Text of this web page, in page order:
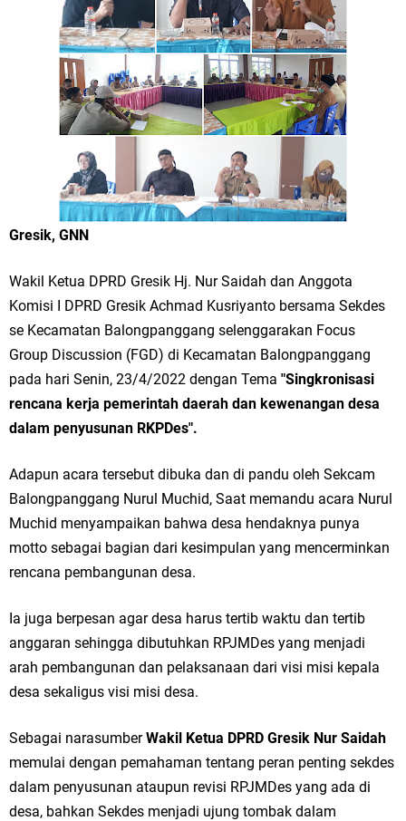
Merawat Alam, Menyelamatkan Bumi
Tumpeng Nasi Krawu Pecahkan Rekor MURI, KWGe Angkat Kuliner
Gresik ke Panggung Dunia
FOZ Jatim, BAZNAS, dan Kemenag Salurkan 22.456 Bingkisan Lebaran
Yatim Serentak di Berbagai Daerah di Jawa Timur
Bupati Gresik Gus Yani Resmikan Kantor Desa Sidoraharjo: Simbol
Komitmen Pelayanan Publik dan Kepedulian Sosial
JKNN
Ruwatan Malam Satu Suro di Dusun Kedungsekar Lor, Tradisi Luhur
yang Terus Istiqomah
Ketua DPD Golkar Gresik Wongso Negoro Sambut Tahun Baru Islam
Wakil Ketua DPRD Gresik Mujid Riduan Sampaikan Doa dan Harapan di
Selamat Tahun Baru Islam 1 Muharram 1448 H: Pesan Hijrah Drs. H.
Husnul Aqib, M.M. untuk Negeri
PDUF MUI Jatim Gelar Doa Awal Tahun Hijriah, Teguhkan Optimisme
Menuju Indonesia Emas 2045
Aspirasi Petani dan Warga
Hari Jadi Pertama PHIGMA: Advokat dan LBH Perkuat Soliditas di
Gresik, GNN
Wakil Ketua DPRD Gresik Hj. Nur Saidah dan Anggota
Komisi I DPRD Gresik Achmad Kusriyanto bersama Sekdes
se Kecamatan Balongpanggang selenggarakan Focus
Group Discussion (FGD) di Kecamatan Balongpanggang
pada hari Senin, 23/4/2022 dengan Tema "Singkronisasi
rencana kerja pemerintah daerah dan kewenangan desa
dalam penyusunan RKPDes".
Adapun acara tersebut dibuka dan di pandu oleh Sekcam
Balongpanggang Nurul Muchid, Saat memandu acara Nurul
Muchid menyampaikan bahwa desa hendaknya punya
motto sebagai bagian dari kesimpulan yang mencerminkan
rencana pembangunan desa.
Ia juga berpesan agar desa harus tertib waktu dan tertib
anggaran sehingga dibutuhkan RPJMDes yang menjadi
arah pembangunan dan pelaksanaan dari visi misi kepala
desa sekaligus visi misi desa.
Sebagai narasumberWakil Ketua DPRD Gresik Nur Saidah
memulai dengan pemahaman tentang peran penting sekdes
dalam penyusunan ataupun revisi RPJMDes yang ada di
desa, bahkan Sekdes menjadi ujung tombak dalam